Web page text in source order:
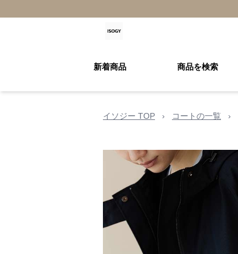
新着商品 商品を検索
イソジー TOP › コートの一覧 ›